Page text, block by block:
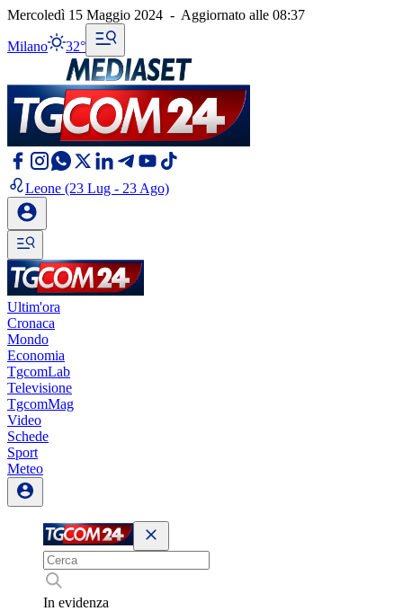
Mercoledì 15 Maggio 2024 - Aggiornato alle 08:37
Milano 32°
Leone (23 Lug - 23 Ago)
Ultim'ora
Cronaca
Mondo
Economia
TgcomLab
Televisione
TgcomMag
Video
Schede
Sport
Meteo
In evidenza